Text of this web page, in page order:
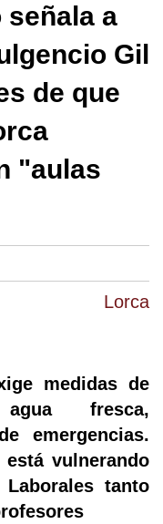
Lorca
señala a
Gil
de que
"aulas
medidas de
fresca,
emergencias.
está vulnerando
tanto